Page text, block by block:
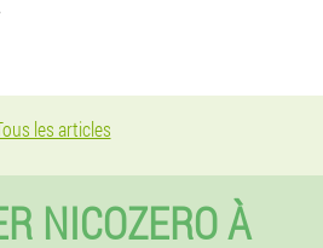
les articles
NICOZERO À